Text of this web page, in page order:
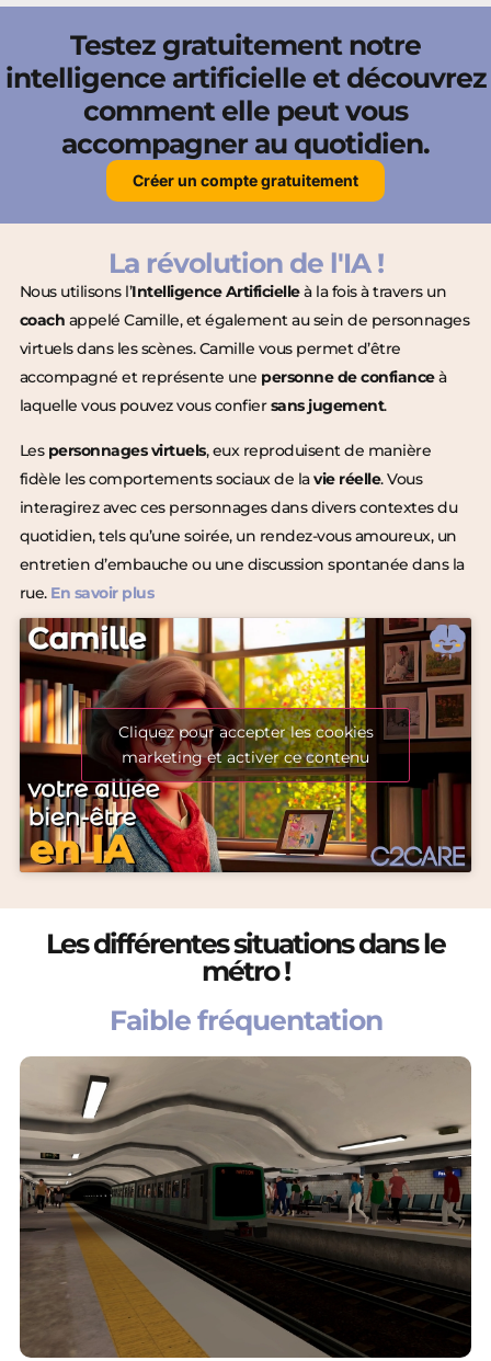
Testez gratuitement notre
intelligence artificielle et découvrez
comment elle peut vous
accompagner au quotidien.
Créer un compte gratuitement
Cliquez pour accepter les cookies
marketing et activer ce contenu
La révolution de l'IA !
Nous utilisons l’Intelligence Artificielleà la fois à travers un
coach appelé Camille, et également au sein de personnages
virtuels dans les scènes. Camille vous permet d’être
accompagné et représente une personne de confianceà
laquelle vous pouvez vous confiersans jugement.
Les personnages virtuels, eux reproduisent de manière
fidèle les comportements sociaux de lavie réelle. Vous
interagirez avec ces personnages dans divers contextes du
quotidien, tels qu’une soirée, un rendez-vous amoureux, un
entretien d’embauche ou une discussion spontanée dans la
rue. En savoir plus
Les différentes situations dans le
métro !
Faible fréquentation